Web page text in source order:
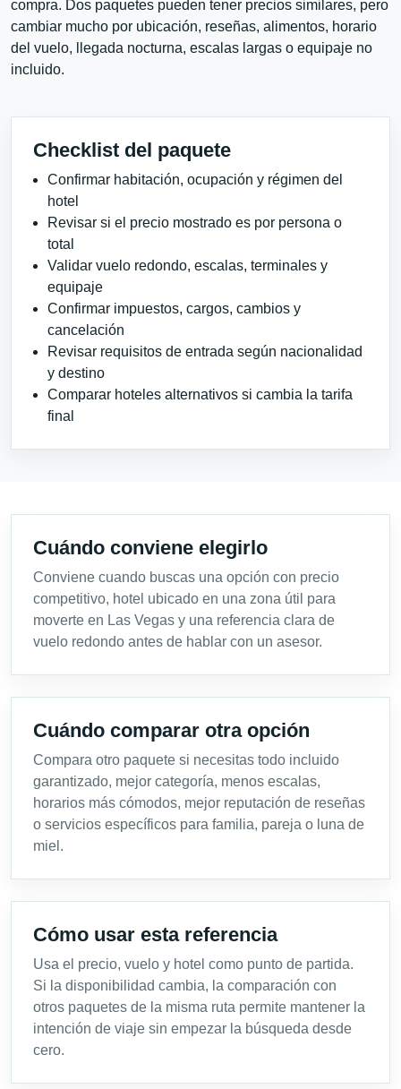
compra. Dos paquetes pueden tener precios similares, pero
cambiar mucho por ubicación, reseñas, alimentos, horario
del vuelo, llegada nocturna, escalas largas o equipaje no
incluido.
Checklist del paquete
Confirmar habitación, ocupación y régimen del
hotel
Revisar si el precio mostrado es por persona o
total
Validar vuelo redondo, escalas, terminales y
equipaje
Confirmar impuestos, cargos, cambios y
cancelación
Revisar requisitos de entrada según nacionalidad
y destino
Comparar hoteles alternativos si cambia la tarifa
final
Cuándo conviene elegirlo
Conviene cuando buscas una opción con precio
competitivo, hotel ubicado en una zona útil para
moverte en Las Vegas y una referencia clara de
vuelo redondo antes de hablar con un asesor.
Cuándo comparar otra opción
Compara otro paquete si necesitas todo incluido
garantizado, mejor categoría, menos escalas,
horarios más cómodos, mejor reputación de reseñas
o servicios específicos para familia, pareja o luna de
miel.
Cómo usar esta referencia
Usa el precio, vuelo y hotel como punto de partida.
Si la disponibilidad cambia, la comparación con
otros paquetes de la misma ruta permite mantener la
intención de viaje sin empezar la búsqueda desde
cero.